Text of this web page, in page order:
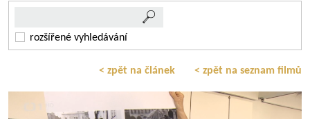
rozšířené vyhledávání
< zpět na článek < zpět na seznam filmů